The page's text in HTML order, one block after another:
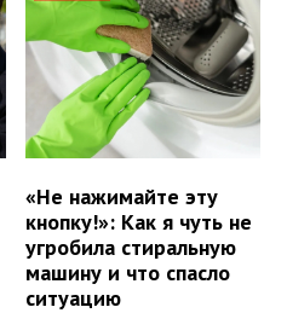
«Не нажимайте эту
кнопку!»: Как я чуть не
угробила стиральную
машину и что спасло
ситуацию